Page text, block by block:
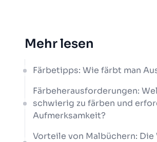
Mehr lesen
Färbetipps: Wie färbt man
Färbeherausforderungen:
schwierig zu färben und
Aufmerksamkeit?
Vorteile von Malbüchern: Die